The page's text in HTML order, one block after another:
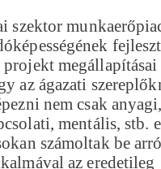
szektor
az ágazati
nem csak
mentális, stb.
számoltak be
az eredetileg